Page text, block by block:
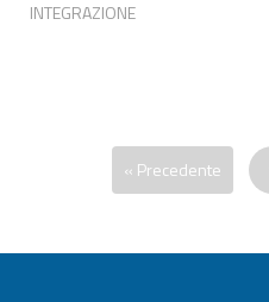
INTEGRAZIONE
« Precedente